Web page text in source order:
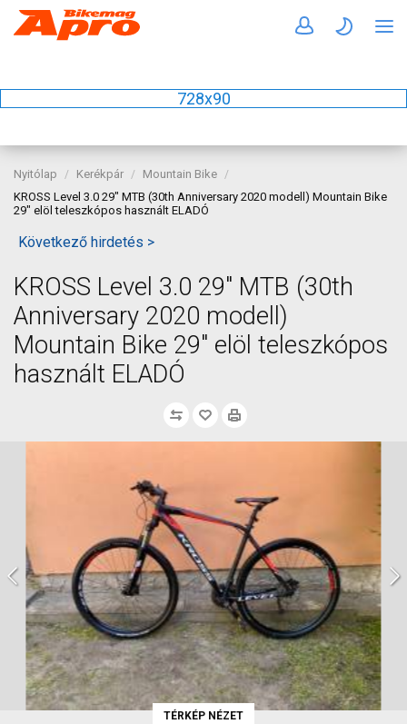
728x90
Nyitólap Kerékpár
Mountain Bike
KROSS Level 3.0 29" MTB (30th Anniversary 2020 modell) Mountain Bike
29" elöl teleszkópos használt ELADÓ
Következő hirdetés >
KROSS Level 3.0 29" MTB (30th
Anniversary 2020 modell)
Mountain Bike 29" elöl teleszkópos
használt ELADÓ
TÉRKÉP NÉZET